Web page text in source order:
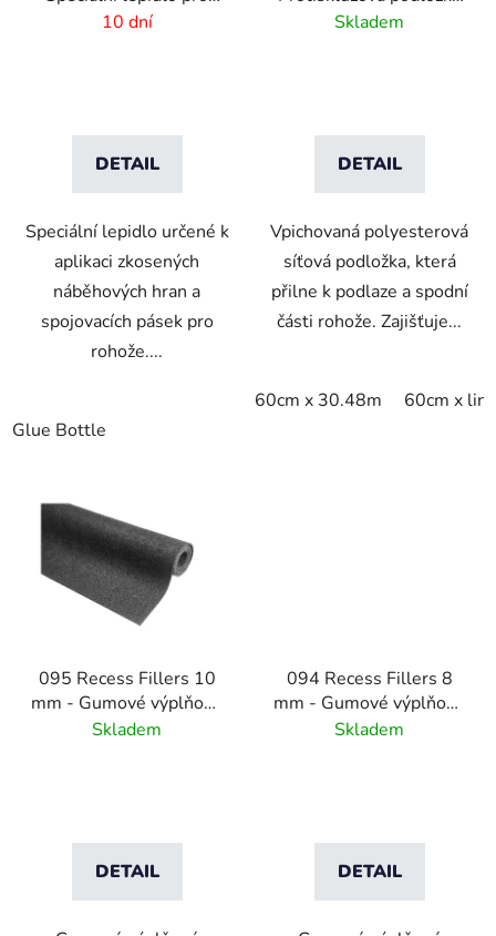
rohožové systémy
10 dní
DETAIL
Speciální lepidlo určené k
aplikaci zkosených
náběhových hran a
spojovacích pásek pro
rohože....
Glue Bottle
pod rohože
Skladem
DETAIL
Vpichovaná polyesterová
síťová podložka, která
přilne k podlaze a spodní
části rohože. Zajišťuje...
60cm x 30.48m 60cm x
095 Recess Fillers 10
mm - Gumové výplňové
podložky pro úpravu
Skladem
DETAIL
094 Recess Fillers 8
mm - Gumové výplňové
podložky
Skladem
DETAIL